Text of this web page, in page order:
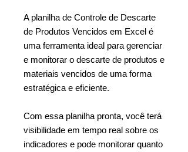
A planilha de Controle de Descarte
de Produtos Vencidos em Excel é
uma ferramenta ideal para gerenciar
e monitorar o descarte de produtos e
materiais vencidos de uma forma
estratégica e eficiente.
Com essa planilha pronta, você terá
visibilidade em tempo real sobre os
indicadores e pode monitorar quanto